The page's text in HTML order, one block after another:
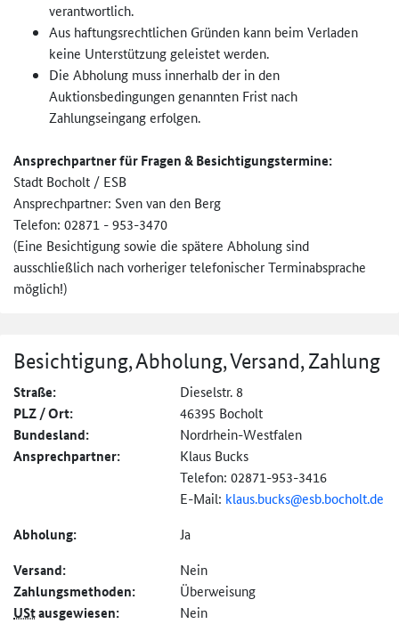
verantwortlich.
Aus haftungsrechtlichen Gründen kann beim Verladen
keine Unterstützung geleistet werden.
Die Abholung muss innerhalb der in den
Auktionsbedingungen genannten Frist nach
Zahlungseingang erfolgen.
Ansprechpartner für Fragen & Besichtigungstermine:
Stadt Bocholt / ESB
Ansprechpartner: Sven van den Berg
Telefon: 02871 - 953-3470
(Eine Besichtigung sowie die spätere Abholung sind
ausschließlich nach vorheriger telefonischer Terminabsprache
möglich!)
Besichtigung, Abholung, Versand, Zahlung
Straße: Dieselstr. 8
PLZ / Ort: 46395 Bocholt
Bundesland: Nordrhein-Westfalen
Ansprechpartner:
Klaus Bucks
Telefon: 02871-953-3416
E-Mail: klaus.bucks@esb.bocholt.de
Abholung: Ja
Versand: Nein
Zahlungs­methoden: Überweisung
UStausgewiesen: Nein